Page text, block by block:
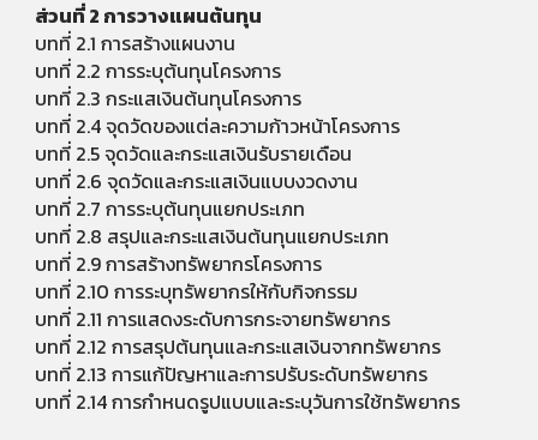
ส่วนที่ 2 การวางแผนต้นทุน
บทที่ 2.1 การสร้างแผนงาน
บทที่ 2.2 การระบุต้นทุนโครงการ
บทที่ 2.3 กระแสเงินต้นทุนโครงการ
บทที่ 2.4 จุดวัดของแต่ละความก้าวหน้าโครงการ
บทที่ 2.5 จุดวัดและกระแสเงินรับรายเดือน
บทที่ 2.6 จุดวัดและกระแสเงินแบบงวดงาน
บทที่ 2.7 การระบุต้นทุนแยกประเภท
บทที่ 2.8 สรุปและกระแสเงินต้นทุนแยกประเภท
บทที่ 2.9 การสร้างทรัพยากรโครงการ
บทที่ 2.10 การระบุทรัพยากรให้กับกิจกรรม
บทที่ 2.11 การแสดงระดับการกระจายทรัพยากร
บทที่ 2.12 การสรุปต้นทุนและกระแสเงินจากทรัพยากร
บทที่ 2.13 การแก้ปัญหาและการปรับระดับทรัพยากร
บทที่ 2.14 การกําหนดรูปแบบและระบุวันการใช้ทรัพยากร